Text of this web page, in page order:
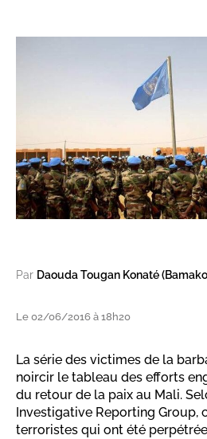
Par Daouda Tougan Konaté
Le 02/06/2016 à 18h20
La série des victimes de la
noircir le tableau des efforts
du retour de la paix au Mali.
Investigative Reporting Group,
terroristes qui ont été